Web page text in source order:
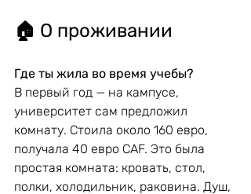
🏠 О проживании
Где ты жила во время учебы?
В первый год — на кампусе,
университет сам предложил
комнату. Стоила около 160 евро,
получала 40 евро CAF. Это была
простая комната: кровать, стол,
полки, холодильник, раковина. Душ,